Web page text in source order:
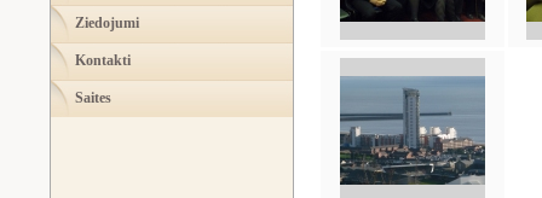
Ziedojumi
Kontakti
Saites